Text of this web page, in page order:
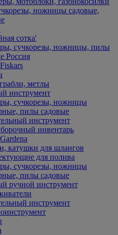
ножницы садовые,
сотка'
сучкорезы, ножницы, пилы
Россия
метлы
инструмент
сучкорезы, ножницы
пилы садовые
инструмент
инвентарь
катушки для шлангов
для полива
сучкорезы, ножницы
пилы садовые
ручной инструмент
инструмент